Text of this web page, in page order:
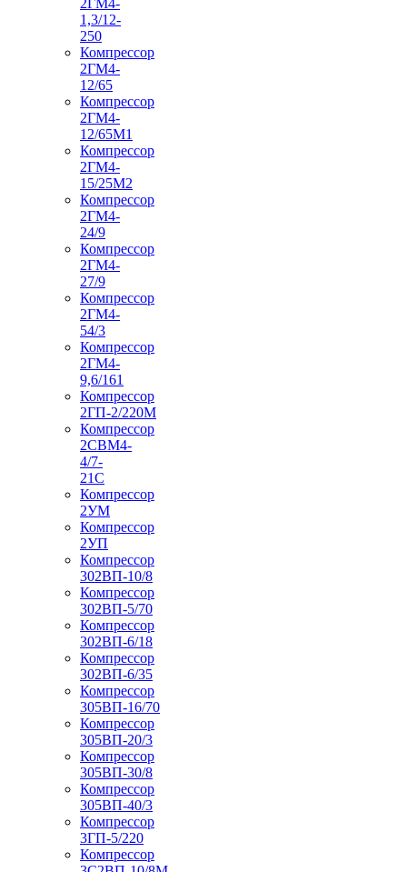
1,3/12-
250
Компрессор
2ГМ4-
12/65
Компрессор
2ГМ4-
12/65М1
Компрессор
2ГМ4-
15/25М2
Компрессор
2ГМ4-
24/9
Компрессор
2ГМ4-
27/9
Компрессор
2ГМ4-
54/3
Компрессор
2ГМ4-
9,6/161
Компрессор
2ГП-2/220М
Компрессор
2СВМ4-
4/7-
21С
Компрессор
2УМ
Компрессор
2УП
Компрессор
302ВП-10/8
Компрессор
302ВП-5/70
Компрессор
302ВП-6/18
Компрессор
302ВП-6/35
Компрессор
305ВП-16/70
Компрессор
305ВП-20/3
Компрессор
305ВП-30/8
Компрессор
305ВП-40/3
Компрессор
3ГП-5/220
Компрессор